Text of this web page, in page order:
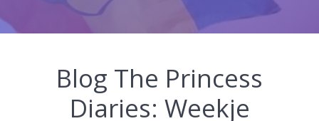
Blog The Princess
Diaries: Weekje